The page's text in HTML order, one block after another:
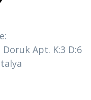
Doruk Apt. K:3 D:6